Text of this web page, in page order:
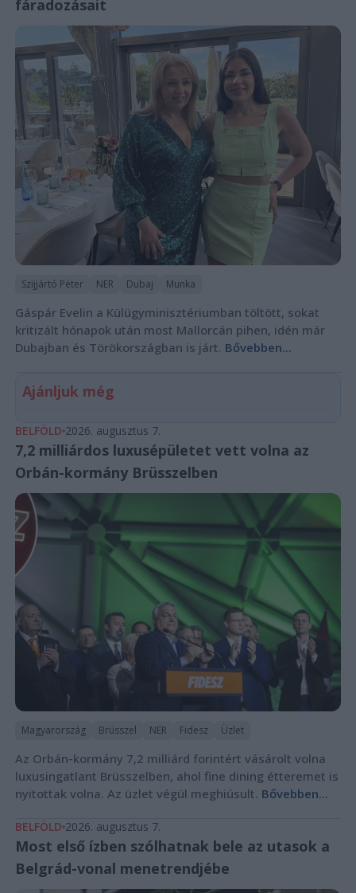
fáradozásait
Szijjártó Péter NER Dubaj Munka
Gáspár Evelin a Külügyminisztériumban töltött, sokat
kritizált hónapok után most Mallorcán pihen, idén már
Dubajban és Törökországban is járt. Bővebben...
Ajánljuk még
BELFÖLD 2026. augusztus 7.
7,2 milliárdos luxusépületet vett volna az
Orbán-kormány Brüsszelben
Magyarország Brüsszel NER Fidesz Üzlet
Az Orbán-kormány 7,2 milliárd forintért vásárolt volna
luxusingatlant Brüsszelben, ahol fine dining étteremet is
nyitottak volna. Az üzlet végül meghiúsult. Bővebben...
BELFÖLD 2026. augusztus 7.
Most első ízben szólhatnak bele az utasok a
Belgrád-vonal menetrendjébe